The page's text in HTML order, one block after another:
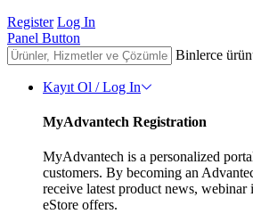
Register Log In
Panel Button
Binlerce
Kayıt Ol / Log In
MyAdvantech Registration
MyAdvantech is a personalized
customers. By becoming an
receive latest product news, webinar
eStore offers.